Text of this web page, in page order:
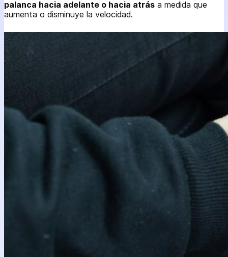
palanca hacia adelante o hacia atrás a medida que
aumenta o disminuye la velocidad.